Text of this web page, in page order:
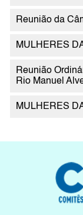
Reunião da
MULHERES
Reunião
Rio Manuel
MULHERES